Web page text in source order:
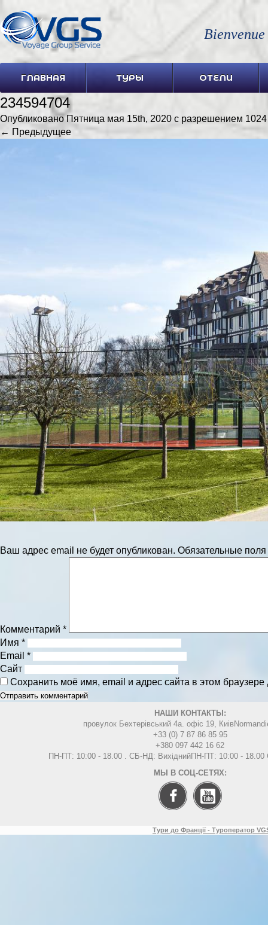
ГЛАВНАЯ ТУРЫ ОТЕЛИ
234594704
ОпубликованоПятница мая 15th, 2020 с разрешением
← Предыдущее
Ваш адрес email не будет опубликован. Обязательные
Комментарий *
Имя *
Email *
Сайт
Сохранить моё имя, email и адрес сайта в этом
НАШИ КОНТАКТЫ:
провулок Бехтерівський 4а. офіс 19, Киів
+33 (0) 7 87 86 85 95
+380 097 442 16 62
ПН-ПТ: 10:00 - 18.00 . СБ-НД: ВихіднийПН-ПТ: 10:00 -
МЫ В СОЦ-СЕТЯХ:
Тури до Франції - Туроператор